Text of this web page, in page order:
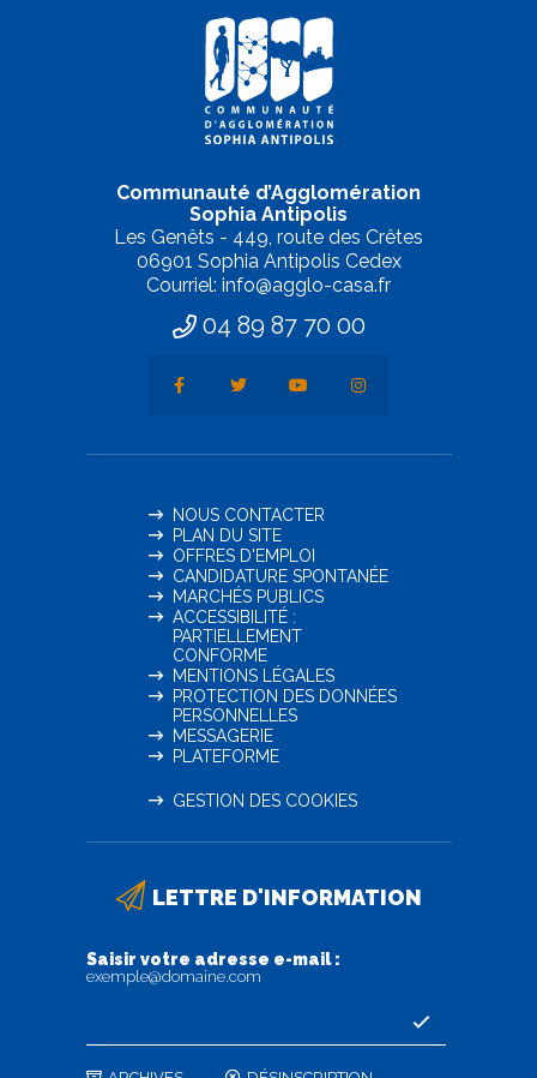
Communauté d’Agglomération
Sophia Antipolis
Les Genêts - 449, route des Crêtes
06901 Sophia Antipolis Cedex
Courriel: info@agglo-casa.fr
04 89 87 70 00
NOUS CONTACTER
PLAN DU SITE
OFFRES D'EMPLOI
CANDIDATURE SPONTANÉE
MARCHÉS PUBLICS
ACCESSIBILITÉ :
PARTIELLEMENT
CONFORME
MENTIONS LÉGALES
PROTECTION DES DONNÉES
PERSONNELLES
MESSAGERIE
PLATEFORME
GESTION DES COOKIES
LETTRE D'INFORMATION
Saisir votre adresse e-mail :
exemple@domaine.com